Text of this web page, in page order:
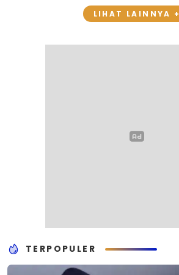
LIHAT LAINNYA +
TERPOPULER